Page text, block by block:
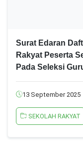
Surat Edaran
Rakyat Peserta
Pada Seleksi
13 September 2025
SEKOLAH RAKYAT